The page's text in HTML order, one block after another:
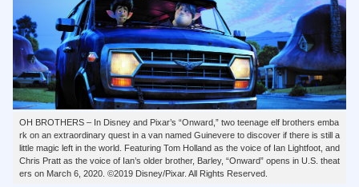
OH BROTHERS – In Disney and Pixar’s “Onward,” two teenage elf brothers emba
rk on an extraordinary quest in a van named Guinevere to discover if there is still a
little magic left in the world. Featuring Tom Holland as the voice of Ian Lightfoot, and
Chris Pratt as the voice of Ian’s older brother, Barley, “Onward” opens in U.S. theat
ers on March 6, 2020. ©2019 Disney/Pixar. All Rights Reserved.